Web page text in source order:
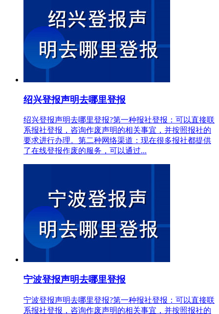
绍兴登报声明去哪里登报
绍兴登报声明去哪里登报?第一种报社登报：可以直接联
系报社登报，咨询作废声明的相关事宜，并按照报社的
要求进行办理。第二种网络渠道：现在很多报社都提供
了在线登报作废的服务，可以通过...
宁波登报声明去哪里登报
宁波登报声明去哪里登报?第一种报社登报：可以直接联
系报社登报，咨询作废声明的相关事宜，并按照报社的